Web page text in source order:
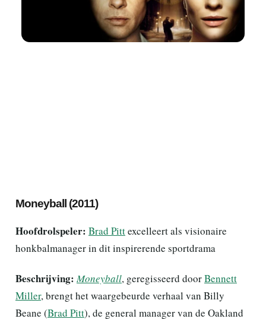
Moneyball (2011)
Hoofdrolspeler: Brad Pittexcelleert als visionaire
honkbalmanager in dit inspirerende sportdrama
Beschrijving: Moneyball, geregisseerd doorBennett
Miller, brengt het waargebeurde verhaal van Billy
Beane (Brad Pitt), de general manager van de Oakland